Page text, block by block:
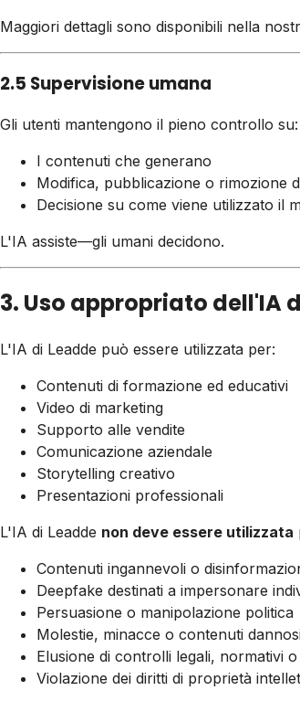
Maggiori dettagli sono disponibili nella
2.5 Supervisione umana
Gli utenti mantengono il pieno controllo su:
I contenuti che generano
Modifica, pubblicazione o rimozione
Decisione su come viene utilizzato il
L'IA assiste—gli umani decidono.
3. Uso appropriato dell'IA
L'IA di Leadde può essere utilizzata per:
Contenuti di formazione ed educativi
Video di marketing
Supporto alle vendite
Comunicazione aziendale
Storytelling creativo
Presentazioni professionali
L'IA di Leadde non deve essere utilizzata
Contenuti ingannevoli o
Deepfake destinati a impersonare
Persuasione o manipolazione politica
Molestie, minacce o contenuti
Elusione di controlli legali, normativi
Violazione dei diritti di proprietà